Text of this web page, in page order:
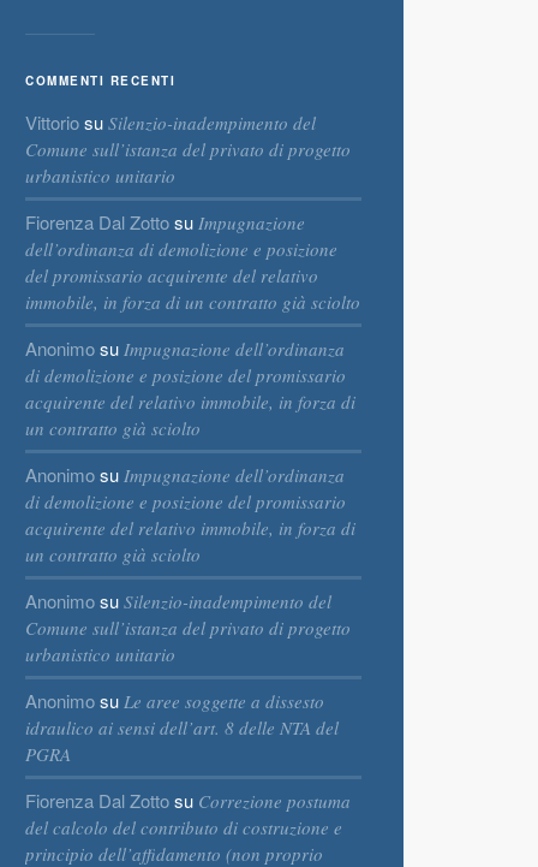
COMMENTI RECENTI
Vittoriosu Silenzio-inadempimento del
Comune sull’istanza del privato di progetto
urbanistico unitario
Fiorenza Dal Zottosu Impugnazione
dell’ordinanza di demolizione e posizione
del promissario acquirente del relativo
immobile, in forza di un contratto già sciolto
Anonimosu Impugnazione dell’ordinanza
di demolizione e posizione del promissario
acquirente del relativo immobile, in forza di
un contratto già sciolto
Anonimosu Impugnazione dell’ordinanza
di demolizione e posizione del promissario
acquirente del relativo immobile, in forza di
un contratto già sciolto
Anonimosu Silenzio-inadempimento del
Comune sull’istanza del privato di progetto
urbanistico unitario
Anonimosu Le aree soggette a dissesto
idraulico ai sensi dell’art. 8 delle NTA del
PGRA
Fiorenza Dal Zottosu Correzione postuma
del calcolo del contributo di costruzione e
principio dell’affidamento (non proprio